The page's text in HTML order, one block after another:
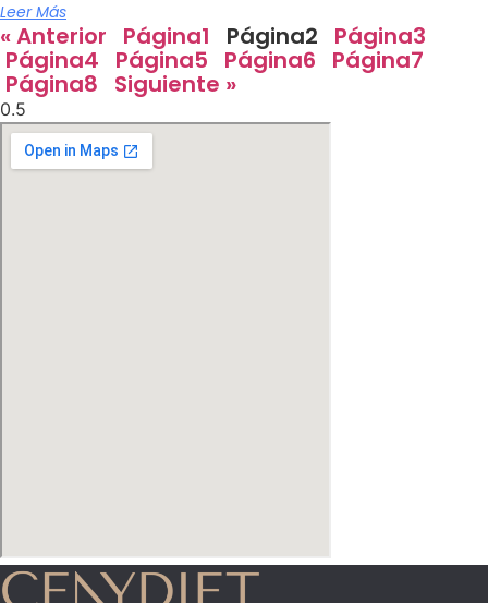
Leer Más
« Anterior Página1 Página2 Página3
Página4 Página5 Página6 Página7
Página8 Siguiente »